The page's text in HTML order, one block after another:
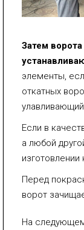
Затем
элементы,
откатных
Если в
а любой
изготовлении
Перед
ворот
На